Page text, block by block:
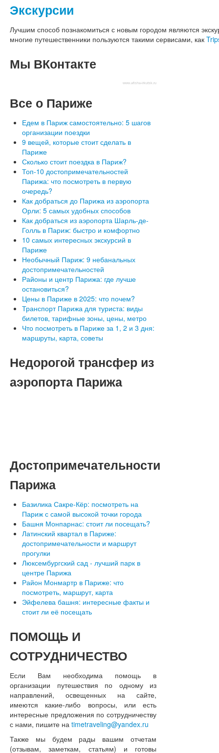
Экскурсии
Лучшим способ познакомиться с новым городом являются
многие путешественники пользуются такими сервисами, как
Мы ВКонтакте
www.afisha-irkutsk.ru
Все о Париже
Едем в Париж самостоятельно: 5 шагов
организации поездки
9 вещей, которые стоит сделать в
Париже
Сколько стоит поездка в Париж?
Топ-10 достопримечательностей
Парижа: что посмотреть в первую
очередь?
Как добраться до Парижа из аэропорта
Орли: 5 самых удобных способов
Как добраться из аэропорта Шарль-де-
Голль в Париж: быстро и комфортно
10 самых интересных экскурсий в
Париже
Необычный Париж: 9 небанальных
достопримечательностей
Районы и центр Парижа: где лучше
остановиться?
Цены в Париже в 2025: что почем?
Транспорт Парижа для туриста: виды
билетов, тарифные зоны, цены, метро
Что посмотреть в Париже за 1, 2 и 3 дня:
маршруты, карта, советы
Недорогой трансфер из
аэропорта Парижа
Достопримечательности
Парижа
Базилика Сакре-Кёр: посмотреть на
Париж с самой высокой точки города
Башня Монпарнас: стоит ли посещать?
Латинский квартал в Париже:
достопримечательности и маршрут
прогулки
Люксембургский сад - лучший парк в
центре Парижа
Район Монмартр в Париже: что
посмотреть, маршрут, карта
Эйфелева башня: интересные факты и
стоит ли её посещать
ПОМОЩЬ И
СОТРУДНИЧЕСТВО
Если Вам необходима помощь в
организации путешествия по одному из
направлений, освещенных на сайте,
имеются какие-либо вопросы, или есть
интересные предложения по сотрудничеству
с нами, пишите на timetraveling@yandex.ru
Также мы будем рады вашим отчетам
(отзывам, заметкам, статьям) и готовы